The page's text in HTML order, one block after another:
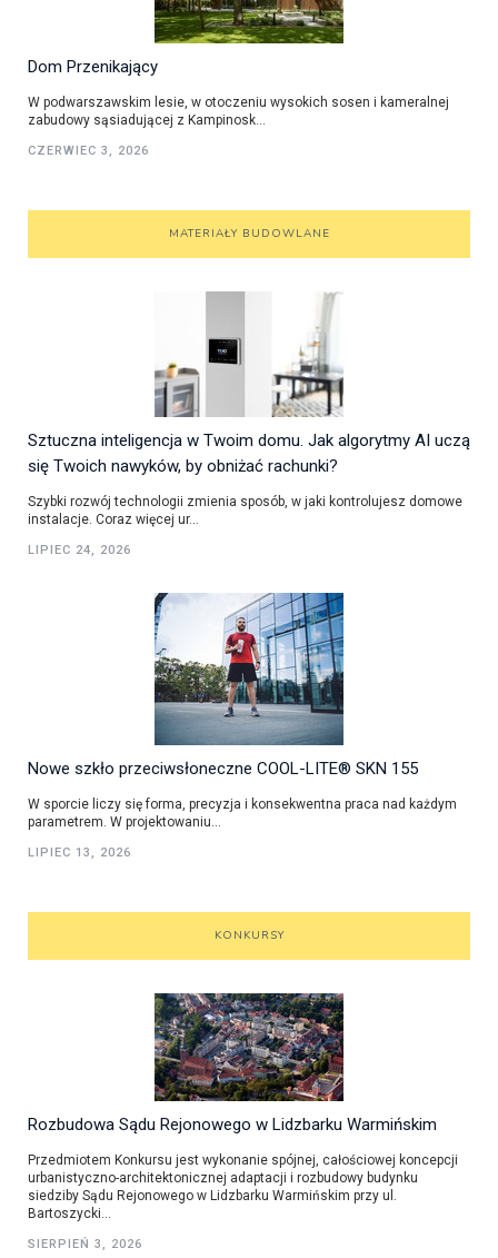
Dom Przenikający
W podwarszawskim lesie, w otoczeniu wysokich sosen i kameralnej
zabudowy sąsiadującej z Kampinosk...
CZERWIEC 3, 2026
MATERIAŁY BUDOWLANE
Sztuczna inteligencja w Twoim domu. Jak algorytmy AI uczą
się Twoich nawyków, by obniżać rachunki?
Szybki rozwój technologii zmienia sposób, w jaki kontrolujesz domowe
instalacje. Coraz więcej ur...
LIPIEC 24, 2026
Nowe szkło przeciwsłoneczne COOL-LITE® SKN 155
W sporcie liczy się forma, precyzja i konsekwentna praca nad każdym
parametrem. W projektowaniu...
LIPIEC 13, 2026
KONKURSY
Rozbudowa Sądu Rejonowego w Lidzbarku Warmińskim
Przedmiotem Konkursu jest wykonanie spójnej, całościowej koncepcji
urbanistyczno-architektonicznej adaptacji i rozbudowy budynku
siedziby Sądu Rejonowego w Lidzbarku Warmińskim przy ul.
Bartoszycki...
SIERPIEŃ 3, 2026